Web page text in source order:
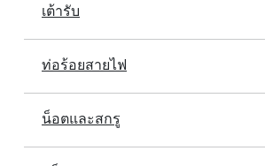
เต้ารับ
ท่อร้อยสายไฟ
น็อตและสกรู